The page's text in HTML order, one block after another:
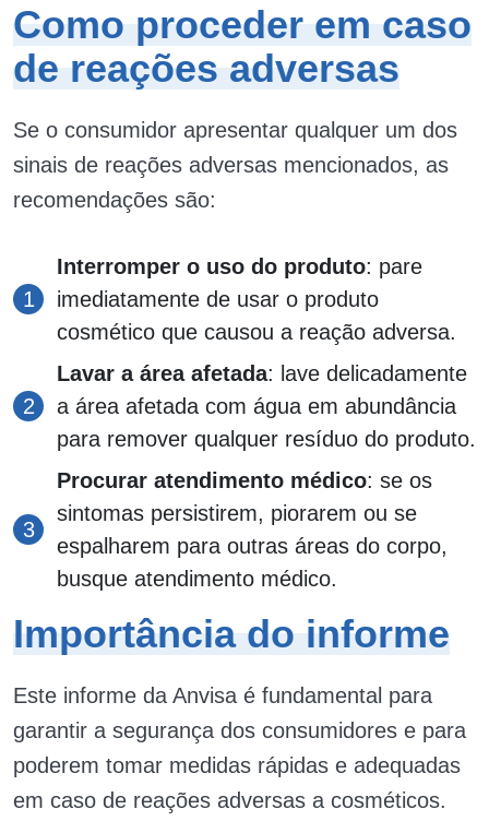
Como proceder em caso
de reações adversas
Se o consumidor apresentar qualquer um dos
sinais de reações adversas mencionados, as
recomendações são:
Interromper o uso do produto: pare
imediatamente de usar o produto
cosmético que causou a reação adversa.
Lavar a área afetada: lave delicadamente
a área afetada com água em abundância
para remover qualquer resíduo do produto.
Procurar atendimento médico: se os
sintomas persistirem, piorarem ou se
espalharem para outras áreas do corpo,
busque atendimento médico.
Importância do informe
Este informe da Anvisa é fundamental para
garantir a segurança dos consumidores e para
poderem tomar medidas rápidas e adequadas
em caso de reações adversas a cosméticos.